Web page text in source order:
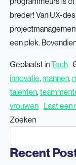
breder! Van UX-
een plek.
Geplaatst inTech
innovatie,mannen,
talenten,
vrouwen Laat een
Zoeken
Recent